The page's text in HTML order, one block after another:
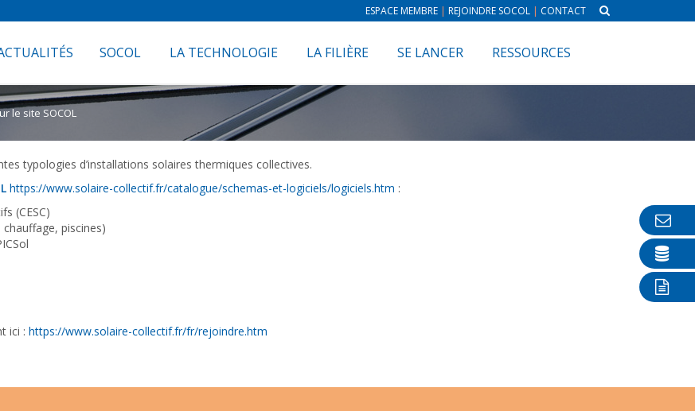
ESPACE MEMBRE | REJOINDRE SOCOL | CONTACT
SOCOL LA TECHNOLOGIE LA FILIÈRE SE LANCER RESSOURCES
le site SOCOL
typologies d’installations solaires thermiques collectives.
https://www.solaire-collectif.fr/catalogue/schemas-et-logiciels/logiciels.htm :
(CESC)
chauffage, piscines)
ici : https://www.solaire-collectif.fr/fr/rejoindre.htm